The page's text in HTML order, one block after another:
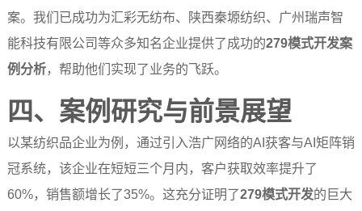
案。我们已成功为汇彩无纺布、陕西秦塬纺织、广州瑞声智
能科技有限公司等众多知名企业提供了成功的279模式开发案
例分析，帮助他们实现了业务的飞跃。
四、案例研究与前景展望
以某纺织品企业为例，通过引入浩广网络的AI获客与AI矩阵销
冠系统，该企业在短短三个月内，客户获取效率提升了
60%，销售额增长了35%。这充分证明了279模式开发的巨大